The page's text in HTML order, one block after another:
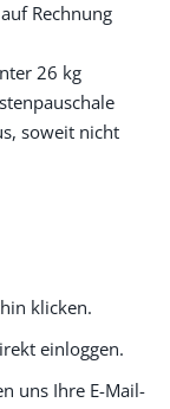
Rechnung
26 kg
soweit nicht
klicken.
einloggen.
uns Ihre E-Mail-